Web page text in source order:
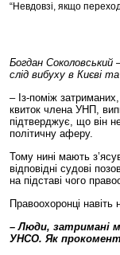
“Невдовзі, якщо
Богдан Соколовський
слід вибуху в Києві
– Із-поміж
квиток члена УНП,
підтверджує, що він
політичну аферу.
Тому нині мають
відповідні судові
на підставі чого
Правоохоронці
– Люди, затримані
УНСО. Як